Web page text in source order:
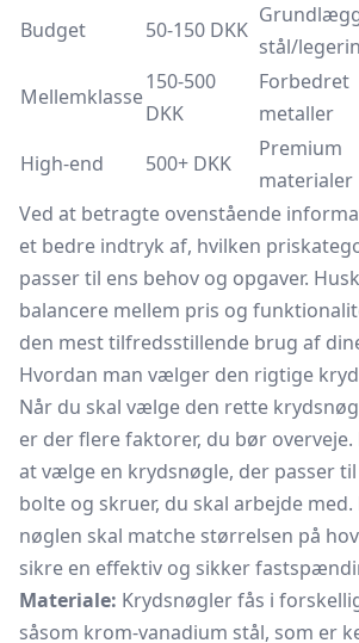
Budget
50-150 DKK
stål/
Mellemklasse
150-500
DKK
Forbedret
metaller
High-end
500+ DKK
Premium
materialer
Ved at betragte ovenstående
et bedre indtryk af, hvilken
passer til ens behov og opgaver.
balancere mellem pris og
den mest tilfredsstillende brug af
Hvordan man vælger den rigtige
Når du skal vælge den rette
er der flere faktorer, du bør
at vælge en krydsnøgle, der passer
bolte og skruer, du skal arbejde med.
nøglen skal matche størrelsen på
sikre en effektiv og sikker
Materiale: Krydsnøgler fås i
såsom krom-vanadium stål, som er